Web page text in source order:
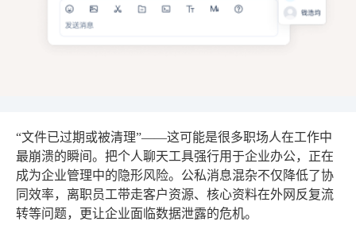
“文件已过期或被清理”——这可能是很多职场人在工作中
最崩溃的瞬间。把个人聊天工具强行用于企业办公，正在
成为企业管理中的隐形风险。公私消息混杂不仅降低了协
同效率，离职员工带走客户资源、核心资料在外网反复流
转等问题，更让企业面临数据泄露的危机。